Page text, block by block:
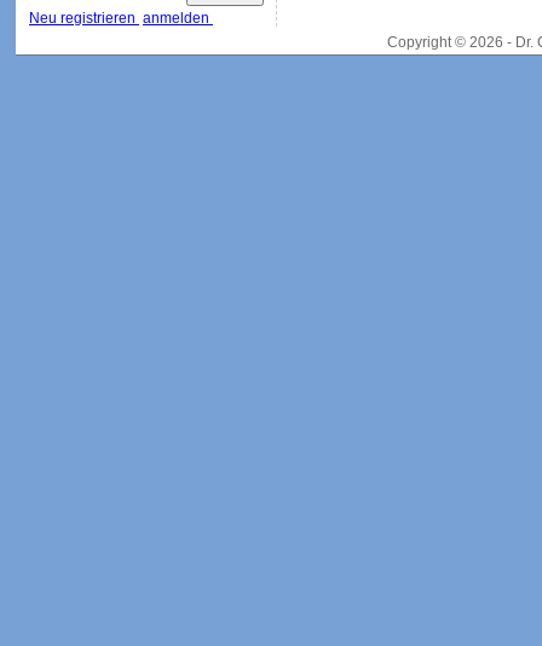
Neu registrieren anmelden
Copyright © 2026 - Dr.